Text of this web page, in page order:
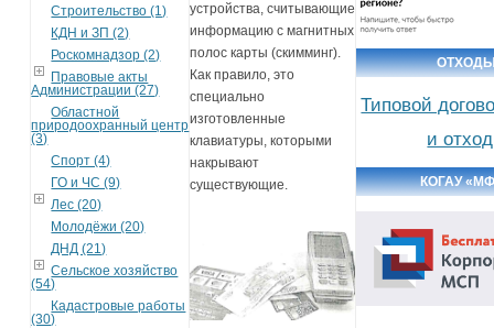
Строительство (1)
КДН и ЗП (2)
Роскомнадзор (2)
Правовые акты
Администрации (27)
Областной
природоохранный центр
(3)
Спорт (4)
ГО и ЧС (9)
Лес (20)
Молодёжи (20)
ДНД (21)
Сельское хозяйство
(54)
Кадастровые работы
(30)
устройства, считывающие
информацию с магнитных
полос карты (скимминг).
Как правило, это
специально
изготовленные
клавиатуры, которыми
накрывают
существующие.
Типовой
и
КОГАУ